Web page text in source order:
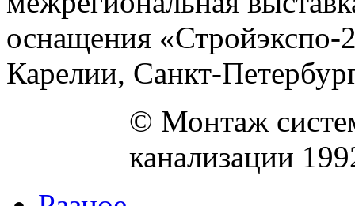
оснащения
Карелии, Санкт-
© Монтаж
канализации